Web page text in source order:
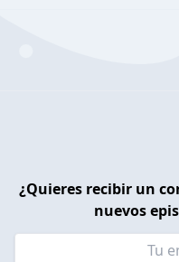
¿Quieres recibir un
nuevos